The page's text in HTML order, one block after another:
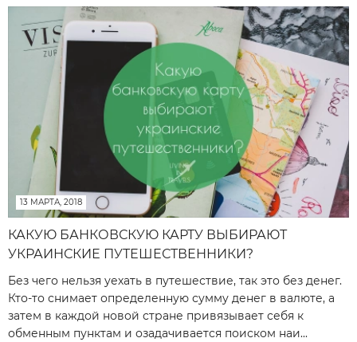
13 МАРТА, 2018
КАКУЮ БАНКОВСКУЮ КАРТУ ВЫБИРАЮТ
УКРАИНСКИЕ ПУТЕШЕСТВЕННИКИ?
Без чего нельзя уехать в путешествие, так это без денег.
Кто-то снимает определенную сумму денег в валюте, а
затем в каждой новой стране привязывает себя к
обменным пунктам и озадачивается поиском наи...